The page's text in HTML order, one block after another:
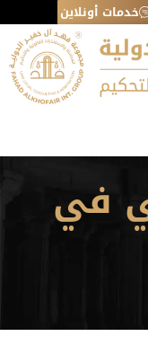
خدمات أونلاين
في